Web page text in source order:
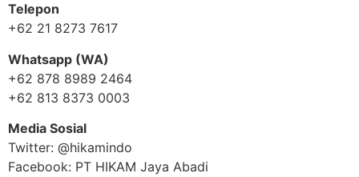
Telepon
+62 21 8273 7617
Whatsapp (WA)
+62 878 8989 2464
+62 813 8373 0003
Media Sosial
Twitter: @hikamindo
Facebook: PT HIKAM Jaya Abadi